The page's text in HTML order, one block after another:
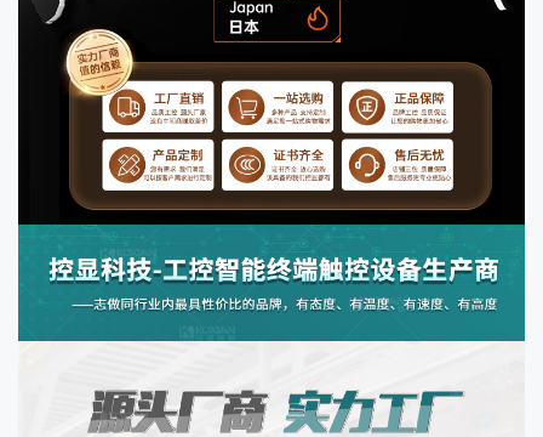
操作系统 Windows 10
网络接口 无线+有线
系统架构 X86
接口拓展 支持
触控类型 电容触摸屏
生产地区 广东深圳